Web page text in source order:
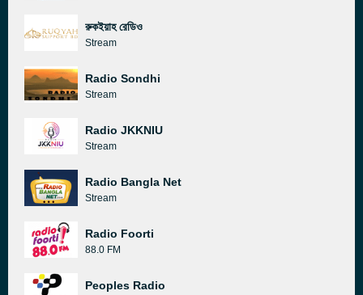
রুকইয়াহ রেডিও
Stream
Radio Sondhi
Stream
Radio JKKNIU
Stream
Radio Bangla Net
Stream
Radio Foorti
88.0 FM
Peoples Radio